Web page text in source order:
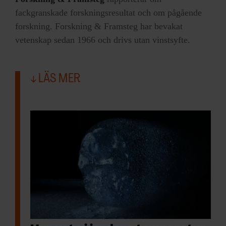
kraterbildning.
– Jag ska studera marsmeteoriter och
kratrar här på jorden på ett sätt som sedan
hon.
spännande med kratrarna på Mars är att det
material som kastats ut vid nedslaget – så
kallade ejekta – är bättre bevarat än här på
jorden, där spåren förstörs av väder och
viktigt för att få en bättre bild av hur en
fackgranskade forskningsresultat och om pågående
forskning. Forskning & Framsteg har bevakat
vetenskap sedan 1966 och drivs utan vinstsyfte.
LÄS MER